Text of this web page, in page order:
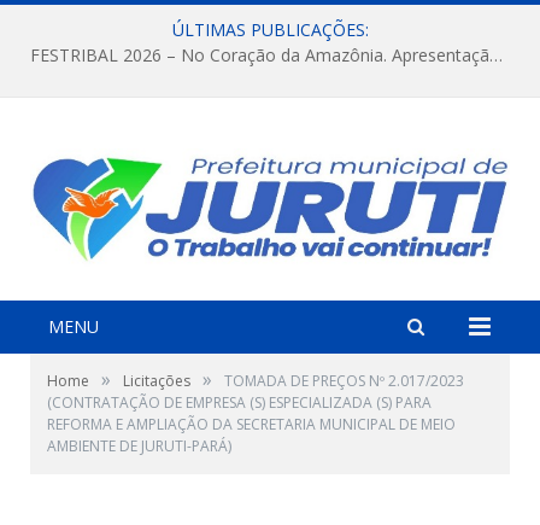
ÚLTIMAS PUBLICAÇÕES:
FESTRIBAL 2026 – No Coração da Amazônia. Apresentação da Munduruku.
MENU
Home » Licitações »
TOMADA DE PREÇOS Nº 2.017/2023
(CONTRATAÇÃO DE EMPRESA (S) ESPECIALIZADA (S) PARA
REFORMA E AMPLIAÇÃO DA SECRETARIA MUNICIPAL DE MEIO
AMBIENTE DE JURUTI-PARÁ)